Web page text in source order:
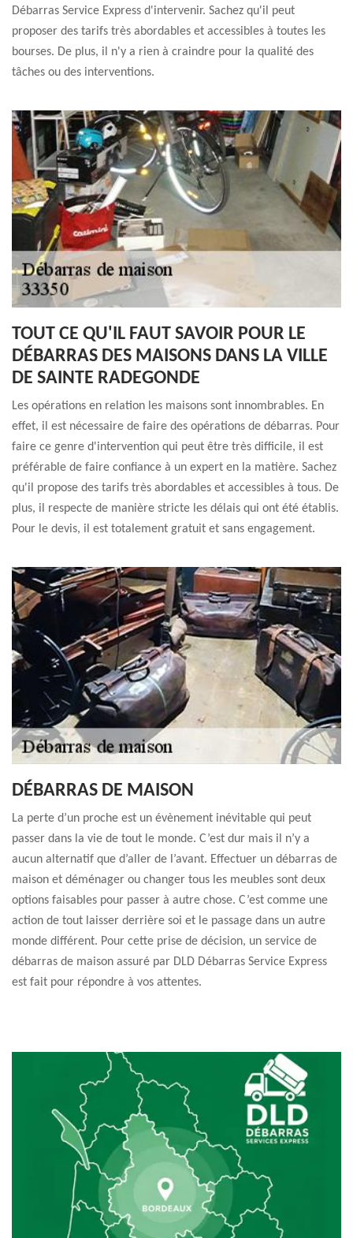
Débarras Service Express d'intervenir. Sachez qu'il peut
proposer des tarifs très abordables et accessibles à toutes les
bourses. De plus, il n'y a rien à craindre pour la qualité des
tâches ou des interventions.
TOUT CE QU'IL FAUT SAVOIR POUR LE
DÉBARRAS DES MAISONS DANS LA VILLE
DE SAINTE RADEGONDE
Les opérations en relation les maisons sont innombrables. En
effet, il est nécessaire de faire des opérations de débarras. Pour
faire ce genre d'intervention qui peut être très difficile, il est
préférable de faire confiance à un expert en la matière. Sachez
qu'il propose des tarifs très abordables et accessibles à tous. De
plus, il respecte de manière stricte les délais qui ont été établis.
Pour le devis, il est totalement gratuit et sans engagement.
DÉBARRAS DE MAISON
La perte d’un proche est un évènement inévitable qui peut
passer dans la vie de tout le monde. C’est dur mais il n’y a
aucun alternatif que d’aller de l’avant. Effectuer un débarras de
maison et déménager ou changer tous les meubles sont deux
options faisables pour passer à autre chose. C’est comme une
action de tout laisser derrière soi et le passage dans un autre
monde différent. Pour cette prise de décision, un service de
débarras de maison assuré par DLD Débarras Service Express
est fait pour répondre à vos attentes.